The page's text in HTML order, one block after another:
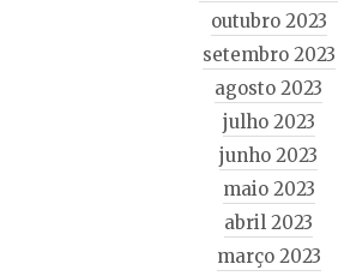
outubro 2023
setembro 2023
agosto 2023
julho 2023
junho 2023
maio 2023
abril 2023
março 2023